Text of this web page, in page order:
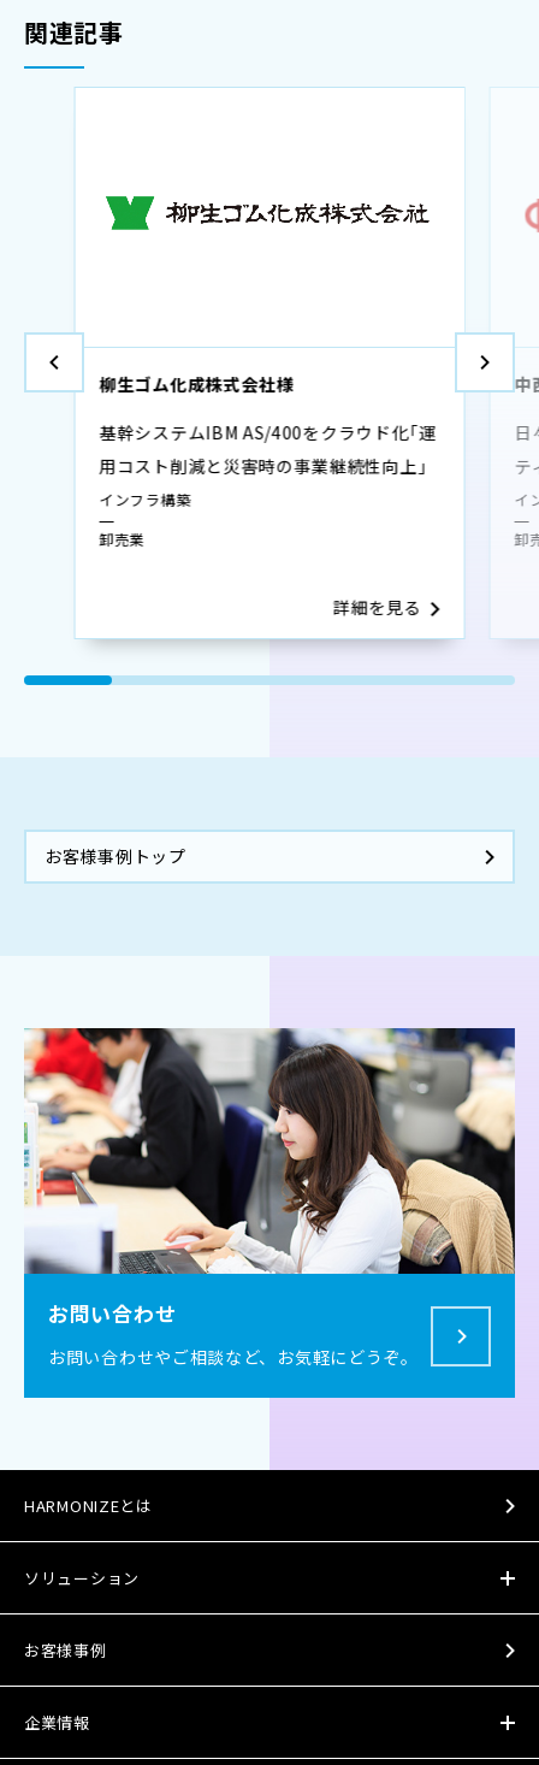
関連記事
柳生ゴム化成株式会社様
基幹システムIBM AS/400をクラウド化「運
用コスト削減と災害時の事業継続性向上」
インフラ構築
卸売業
詳細を見る
中
日
テ
イ
卸
お客様事例トップ
お問い合わせ
お問い合わせやご相談など、 お気軽にどうぞ。
HARMONIZEとは
ソリューション
お客様事例
企業情報